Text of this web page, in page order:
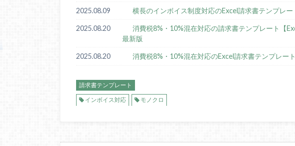
2025.08.09 横長のインボイス制度対応のExcel請求書テンプレ
2025.08.20
消費税8%・10%混在対応の請求書テンプレート【
最新版
2025.08.20 消費税8%・10%混在対応のExcel請求書テンプレート
請求書テンプレート
インボイス対応
モノクロ